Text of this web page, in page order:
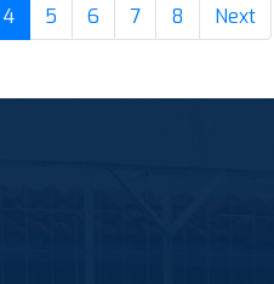
4(current)
5 6 7 8 Next